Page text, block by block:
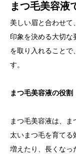
まつ毛美容液
美しい眉と合わせ
印象を決める大切な
を取り入れることで
す。
まつ毛美容液の役割
まつ毛美容液は、ま
太いまつ毛を育て
増えたり、長くなっ